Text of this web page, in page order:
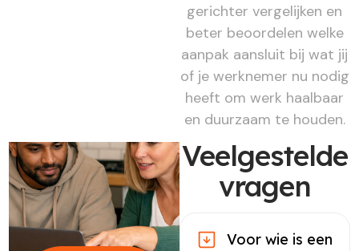
gerichter vergelijken en
beter beoordelen welke
aanpak aansluit bij wat jij
of je werknemer nu nodig
heeft om werk haalbaar
en duurzaam te houden.
Veelgestelde
vragen
Voor wie is een